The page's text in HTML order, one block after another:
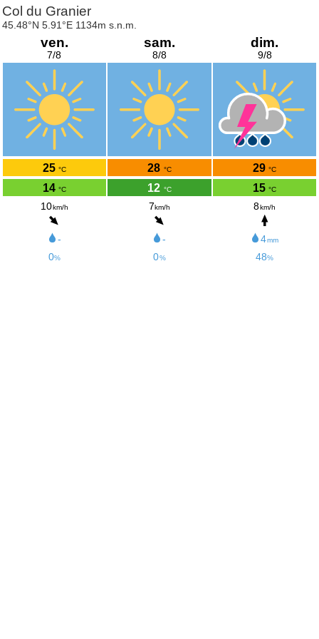
Col du Granier
45.48°N 5.91°E 1134m s.n.m.
ven.
7/8
25 °C
14 °C
10km/h
-
0%
sam.
8/8
28 °C
12 °C
7km/h
-
0%
dim.
9/8
29 °C
15 °C
8km/h
4mm
48%